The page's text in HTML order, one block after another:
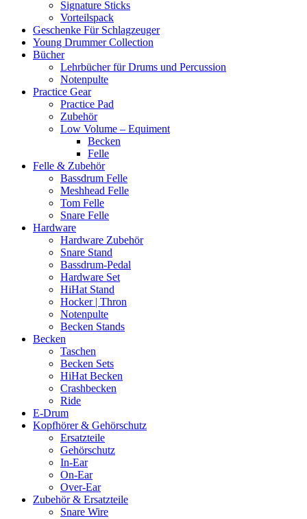
Signature Sticks
Vorteilspack
Geschenke Für Schlagzeuger
Young Drummer Collection
Bücher
Lehrbücher für Drums und Percussion
Notenpulte
Practice Gear
Practice Pad
Zubehör
Low Volume – Equiment
Becken
Felle
Felle & Zubehör
Bassdrum Felle
Meshhead Felle
Tom Felle
Snare Felle
Hardware
Hardware Zubehör
Snare Stand
Bassdrum-Pedal
Hardware Set
HiHat Stand
Hocker | Thron
Notenpulte
Becken Stands
Becken
Taschen
Becken Sets
HiHat Becken
Crashbecken
Ride
E-Drum
Kopfhörer & Gehörschutz
Ersatzteile
Gehörschutz
In-Ear
On-Ear
Over-Ear
Zubehör & Ersatzteile
Snare Wire